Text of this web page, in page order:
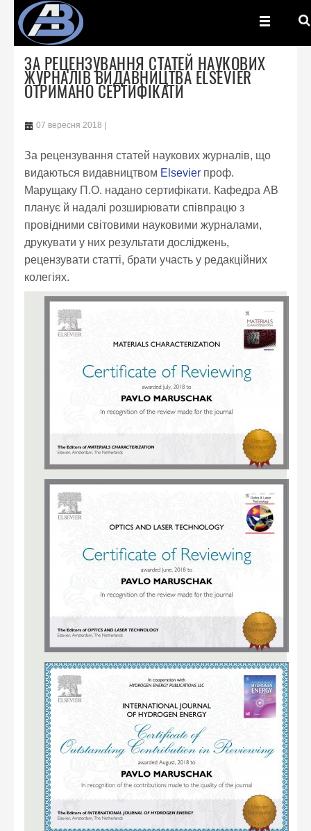
ЗА РЕЦЕНЗУВАННЯ СТАТЕЙ НАУКОВИХ
ЖУРНАЛІВ ВИДАВНИЦТВА ELSEVIER
ОТРИМАНО СЕРТИФІКАТИ
07 вересня 2018
За рецензування статей наукових журналів, що
видаються видавництвом Elsevier проф.
Марущаку П.О. надано сертифікати. Кафедра АВ
планує й надалі розширювати співпрацю з
провідними світовими науковими журналами,
друкувати у них результати досліджень,
рецензувати статті, брати участь у редакційних
колегіях.